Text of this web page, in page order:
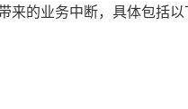
来的业务中断，具体包括